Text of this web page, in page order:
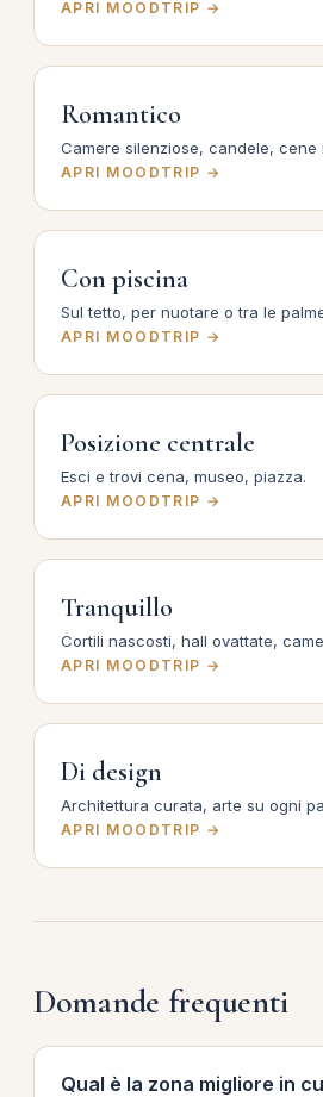
APRI MOODTRIP →
Romantico
Camere silenziose, candele, cene
APRI MOODTRIP →
Con piscina
Sul tetto, per nuotare o tra le
APRI MOODTRIP →
Posizione centrale
Esci e trovi cena, museo, piazza.
APRI MOODTRIP →
Tranquillo
Cortili nascosti, hall ovattate,
APRI MOODTRIP →
Di design
Architettura curata, arte su ogni
APRI MOODTRIP →
Domande frequenti
Qual è la zona migliore in